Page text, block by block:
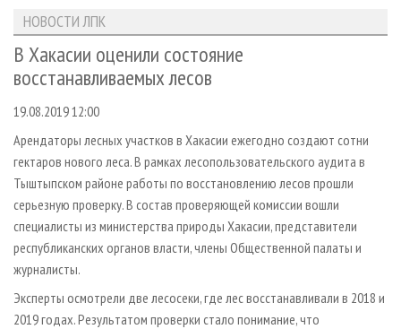
ЛЕСОЗАГОТОВКА
ЛЕСОПИЛЕНИЕ
ПРОИЗВОДСТВО ДРЕВЕСНЫХ ПЛИТ
ДЕРЕВЯННОЕ ДОМОСТРОЕНИЕ
ПРОИЗВОДСТВО МЕБЕЛИ
БИОЭНЕРГЕТИКА
ЦБП
ИНСТРУМЕНТ И МАТЕРИАЛЫ
НОВОСТИ ЛПК
НОВОСТИ ЖУРНАЛА
ПРОЕКТЫ ЛПИ
АНАЛИТИКА
ПРЕДПРИЯТИЯ ЛПК
МОБИЛЬНЫЕ ВЫСТАВКИ
ОФИЦИАЛЬНЫЕ ДЕЛЕГАЦИИ
ПРИОРИТЕТНЫЕ ИНВЕСТПРОЕКТЫ
RUSSIAN FORESTRY REVIEW
ГАЗЕТА ЛЕСПРОМФОРУМ
БИБЛИОТЕКА СПЕЦИАЛИСТА
АРХИВ
АРХИВ ЖУРНАЛОВ
О ЖУРНАЛЕ
ПОДПИСКА
РЕКЛАМОДАТЕЛЯМ
РЕКЛАМА
РЕКЛАМА НА САЙТЕ
НОВОСТИ ЛПК
В Хакасии оценили состояние
восстанавливаемых лесов
19.08.2019 12:00
Арендаторы лесных участков в Хакасии ежегодно создают сотни
гектаров нового леса. В рамках лесопользовательского аудита в
Тыштыпском районе работы по восстановлению лесов прошли
серьезную проверку. В состав проверяющей комиссии вошли
специалисты из министерства природы Хакасии, представители
республиканских органов власти, члены Общественной палаты и
журналисты.
Эксперты осмотрели две лесосеки, где лес восстанавливали в 2018 и
2019 годах. Результатом проверки стало понимание, что